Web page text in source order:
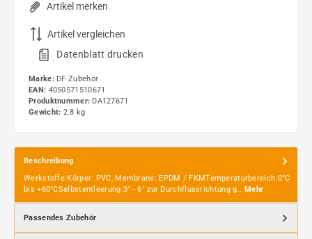
Artikel merken
Artikel vergleichen
. Datenblatt drucken
Marke: DF Zubehör
EAN: 4050571510671
Produktnummer: DA127671
Gewicht: 2.8 kg
Beschreibung
Werkstoffe:Körper: PVC, Membrane: EPDM / FKMTemperaturbereich:0°C
bis +60°CSelbstentleerung:3° - 6° zur Durchflussrichtung g… Mehr
Passendes Zubehör